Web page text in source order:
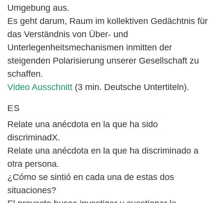
Umgebung aus.
Es geht darum, Raum im kollektiven Gedächtnis für
das Verständnis von Über- und
Unterlegenheitsmechanismen inmitten der
steigenden Polarisierung unserer Gesellschaft zu
schaffen.
Video Ausschnitt (3 min. Deutsche Untertiteln).
ES
Relate una anécdota en la que ha sido
discriminadX.
Relate una anécdota en la que ha discriminado a
otra persona.
¿Cómo se sintió en cada una de estas dos
situaciones?